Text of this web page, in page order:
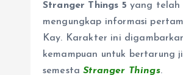
Stranger Things 5 yang telah
mengungkap informasi
Kay. Karakter ini
kemampuan untuk bertarung
semestaStranger Things.